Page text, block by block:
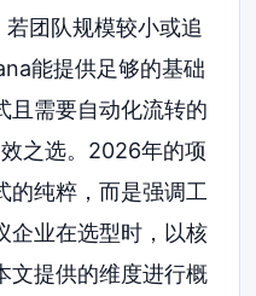
团队规模较小或追
能提供足够的基础
且需要自动化流转的
之选。2026年的项
的纯粹，而是强调工
企业在选型时，以核
文提供的维度进行概